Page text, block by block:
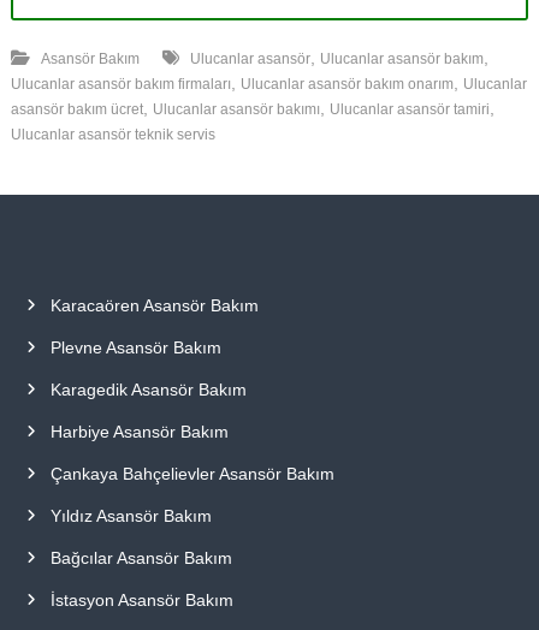
Asansör Bakım Ulucanlar asansör, Ulucanlar asansör bakım
Ulucanlar asansör bakım firmaları Ulucanlar asansör bakım onarım
Ulucanlar
asansör bakım ücret, Ulucanlar asansör bakımı Ulucanlar asansör tamiri
Ulucanlar asansör teknik servis
Karacaören Asansör Bakım
Plevne Asansör Bakım
Karagedik Asansör Bakım
Harbiye Asansör Bakım
Çankaya Bahçelievler Asansör Bakım
Yıldız Asansör Bakım
Bağcılar Asansör Bakım
İstasyon Asansör Bakım